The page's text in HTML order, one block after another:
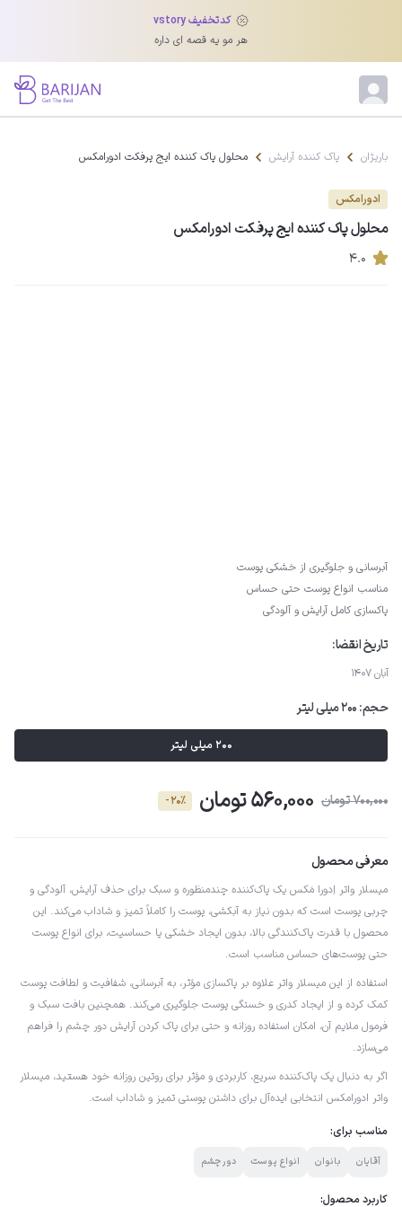
کدتخفیف vstory
هر مو یه قصه ای داره
باریژان پاک کننده آرایش محلول پاک کننده ایج پرفکت ادورامکس
ادورامکس
محلول پاک کننده ایج پرفکت ادورامکس
۴.۰
آبرسانی و جلوگیری از خشکی پوست
مناسب انواع پوست حتی حساس
پاکسازی کامل آرایش و آلودگی
تاریخ انقضا:
آبان 1407
حجم:200 میلی لیتر
200 میلی لیتر
700,000 تومان 560,000 تومان - 20٪
معرفی محصول
میسلار واتر اِدورا مَکس یک پاک‌کننده چندمنظوره و سبک برای حذف آرایش، آلودگی و
چربی پوست است که بدون نیاز به آبکشی، پوست را کاملاً تمیز و شاداب می‌کند. این
محصول با قدرت پاک‌کنندگی بالا، بدون ایجاد خشکی یا حساسیت، برای انواع پوست
حتی پوست‌های حساس مناسب است.
استفاده از این میسلار واتر علاوه بر پاکسازی مؤثر، به آبرسانی، شفافیت و لطافت پوست
کمک کرده و از ایجاد کدری و خستگی پوست جلوگیری می‌کند. همچنین بافت سبک و
فرمول ملایم آن، امکان استفاده روزانه و حتی برای پاک کردن آرایش دور چشم را فراهم
می‌سازد.
اگر به دنبال یک پاک‌کننده سریع، کاربردی و مؤثر برای روتین روزانه خود هستید، میسلار
واتر ادورامکس انتخابی ایده‌آل برای داشتن پوستی تمیز و شاداب است.
مناسب برای:
آقایان بانوان انواع پوست دور چشم
کاربرد محصول: